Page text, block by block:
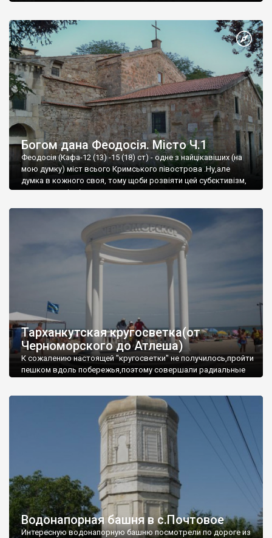
Богом дана Феодосія. Місто Ч.1
Феодосія (Кафа-12 (13) -15 (18) ст) - одне з найцікавіших (на
мою думку) міст всього Кримського півострова .Ну,але
думка в кожного своя, тому щоби розвіяти цей субєктивізм,
запрошую відвідати це
Тарханкутская кругосветка(от
Черноморского до Атлеша)
К сожалению настоящей "кругосветки" не получилось,пройти
пешком вдоль побережья,поэтому совершали радиальные
Водонапорная башня в с.Почтовое
Интересную водонапорную башню посмотрели по дороге из